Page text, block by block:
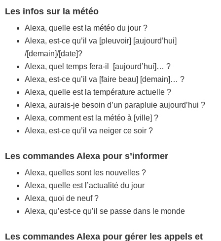
Les infos sur la météo
Alexa, quelle est la météo du jour ?
Alexa, est-ce qu’il va [pleuvoir] [aujourd’hui]
/[demain]/[date]?
Alexa, quel temps fera-il [aujourd’hui]… ?
Alexa, est-ce qu’il va [faire beau] [demain]… ?
Alexa, quelle est la température actuelle ?
Alexa, aurais-je besoin d’un parapluie aujourd’hui ?
Alexa, comment est la météo à [ville] ?
Alexa, est-ce qu’il va neiger ce soir ?
Les commandes Alexa pour s’informer
Alexa, quelles sont les nouvelles ?
Alexa, quelle est l’actualité du jour
Alexa, quoi de neuf ?
Alexa, qu’est-ce qu’il se passe dans le monde
Les commandes Alexa pour gérer les appels et